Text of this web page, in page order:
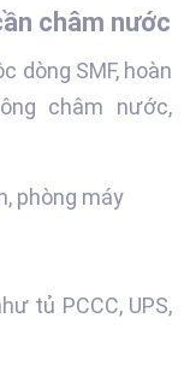
châm nước
dòng SMF, hoàn
châm nước,
phòng máy
PCCC, UPS,